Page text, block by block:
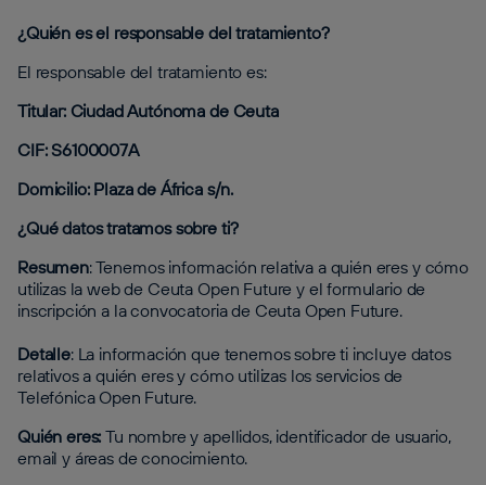
¿Quién es el responsable del tratamiento?
El responsable del tratamiento es:
Titular: Ciudad Autónoma de Ceuta
CIF: S6100007A
Domicilio: Plaza de África s/n.
¿Qué datos tratamos sobre ti?
Resumen: Tenemos información relativa a quién eres y cómo
utilizas la web de Ceuta Open Future y el formulario de
inscripción a la convocatoria de Ceuta Open Future. ‍
Detalle: La información que tenemos sobre ti incluye datos
relativos a quién eres y cómo utilizas los servicios de
Telefónica Open Future.
Quién eres: Tu nombre y apellidos, identificador de usuario,
email y áreas de conocimiento. ‍